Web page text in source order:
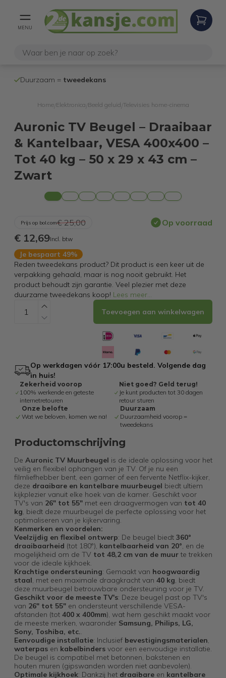
MENU
Duurzaam = tweedekans
Home/ Elektronica Beeld geluid Televisies home-cinema
Auronic TV Beugel – Draaibaar
& Kantelbaar, VESA 400x400 –
Tot 40 kg – 50 x 29 x 43 cm –
Zwart
Prijs op bol.com€ 25,00 Op voorraad
€ 12,69Incl. btw
Je bespaart 49%
Reden tweedekans product? Dit product is een keer uit de
verpakking gehaald, maar is nog nooit gebruikt. Het
product behoudt zijn garantie. Veel plezier met deze
duurzame tweedekans koop! Lees meer...
Toevoegen aan winkelwagen
Op werkdagen vóór 17:00u besteld. Volgende dag
in huis!
Zekerheid voorop
100% werkende en geteste
internetretouren
Niet goed? Geld terug!
Je kunt producten tot 30 dagen
retour sturen
Onze belofte
Wat we beloven, komen we na!
Duurzaam
Duurzaamheid voorop =
tweedekans
Productomschrijving
De Auronic TV Muurbeugel is de ideale oplossing voor het
veilig en flexibel ophangen van je TV. Of je nu een
filmliefhebber bent, een gamer of een fervente Netflix-kijker,
deze draaibare en kantelbare muurbeugel biedt ultiem
kijkplezier vanuit elke hoek van de kamer. Geschikt voor
TV's van 26" tot 55"met een draagvermogen van tot 40
kg, biedt deze muurbeugel de perfecte oplossing voor het
optimaliseren van je kijkervaring.
Kenmerken en voordelen:
Veelzijdig en flexibel ontwerp: De beugel biedt 360°
draaibaarheid (tot 180°), kantelbaarheid van 20°, en de
mogelijkheid om de TV tot 48,2 cm van de muurte trekken
voor de ideale kijkhoek.
Krachtige ondersteuning: Gemaakt van hoogwaardig
staal, met een maximale draagkracht van 40 kg, biedt
deze muurbeugel betrouwbare ondersteuning voor je TV.
Geschikt voor de meeste TV's: Deze beugel past op TV's
van 26" tot 55"en ondersteunt verschillende VESA-
afstanden (tot 400 x 400mm), wat hem geschikt maakt voor
de meeste merken, waaronder Samsung, Philips, LG,
Sony, Toshiba, etc..
Eenvoudige installatie: Inclusief bevestigingsmaterialen,
waterpasen kabelbindersvoor een eenvoudige installatie.
De beugel is compatibel met betonnen, bakstenen en
houten muren (gipswanden worden niet aanbevolen).
Optimale kijkhoek: Dankzij het draaibareen kantelbare